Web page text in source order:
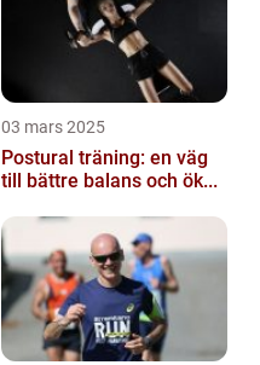
03 mars 2025
Postural träning: en väg
till bättre balans och ök...